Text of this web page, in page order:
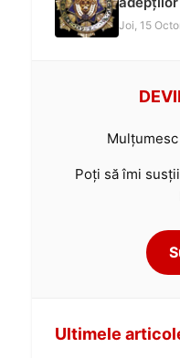
Joi, 15
Poți să îmi
Ultimele